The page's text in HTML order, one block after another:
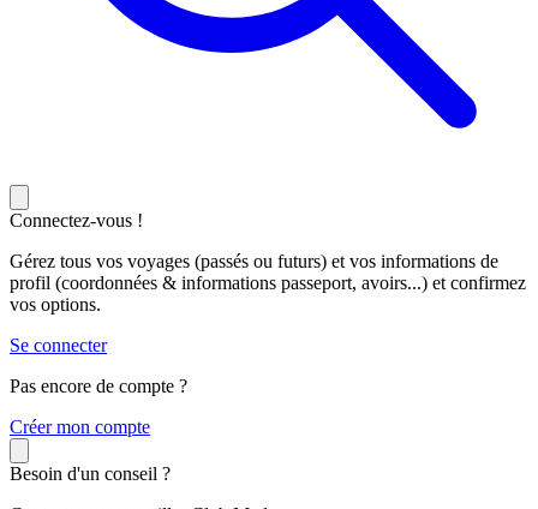
Connectez-vous !
Gérez tous vos voyages (passés ou futurs) et vos informations de
profil (coordonnées & informations passeport, avoirs...) et confirmez
vos options.
Se connecter
Pas encore de compte ?
Créer mon compte
Besoin d'un conseil ?